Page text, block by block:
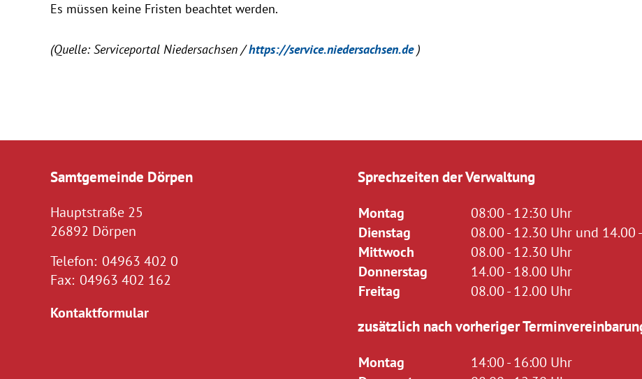
Es müssen keine Fristen beachtet werden.
(Quelle: Serviceportal Niedersachsen /https://service.niedersachsen.de)
Samtgemeinde Dörpen
Hauptstraße 25
26892 Dörpen
Telefon: 04963 402 0
Fax: 04963 402 162
Kontaktformular
Sprechzeiten der Verwaltung
Montag
08:00 - 12:30 Uhr
Dienstag
08.00 - 12.30 Uhr und 14.00
Mittwoch
08.00 - 12.30 Uhr
Donnerstag
14.00 - 18.00 Uhr
Freitag
08.00 - 12.00 Uhr
zusätzlich nach vorheriger
Montag
14:00 - 16:00 Uhr